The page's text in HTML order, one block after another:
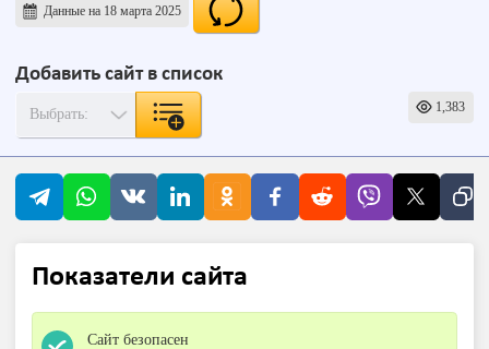
Данные на 18 марта 2025
Добавить сайт в список
1,383
Показатели сайта
Сайт безопасен